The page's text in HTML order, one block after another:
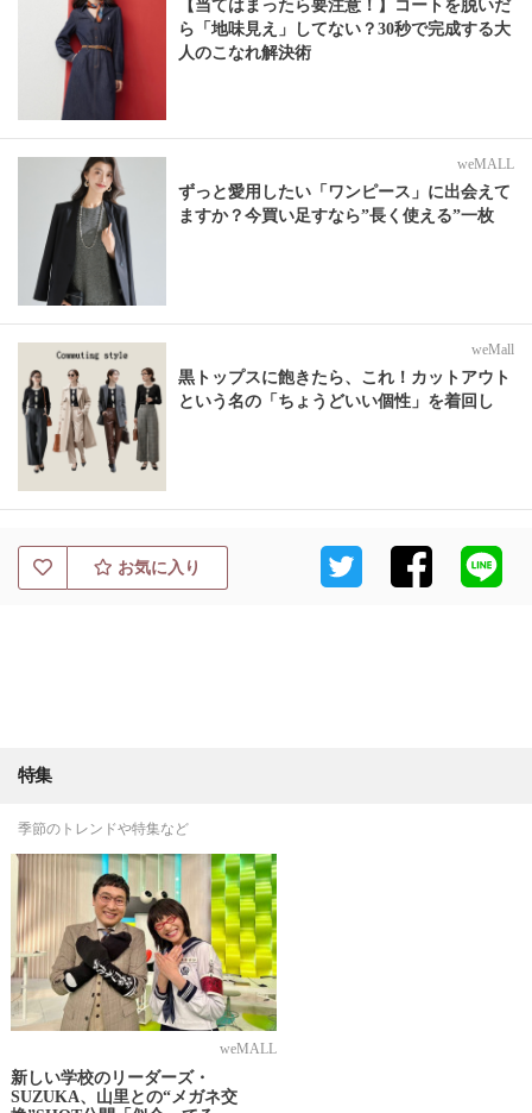
【当てはまったら要注意！】コートを脱いだ
ら「地味見え」してない？30秒で完成する大
人のこなれ解決術
weMALL
ずっと愛用したい「ワンピース」に出会えて
ますか？今買い足すなら”長く使える”一枚
weMall
黒トップスに飽きたら、これ！カットアウト
という名の「ちょうどいい個性」を着回し
お気に入り
特集
季節のトレンドや特集など
weMALL
新しい学校のリーダーズ・
SUZUKA、山里との“メガネ交